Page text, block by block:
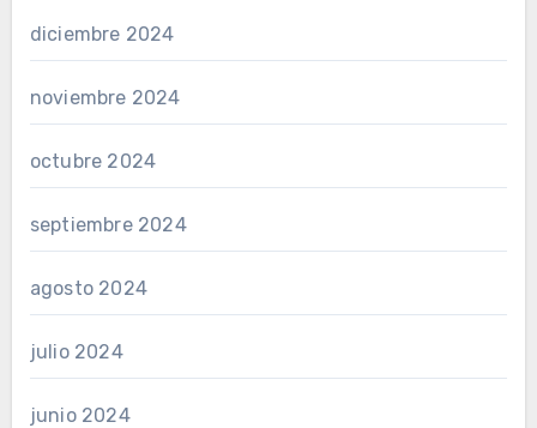
diciembre 2024
noviembre 2024
octubre 2024
septiembre 2024
agosto 2024
julio 2024
junio 2024